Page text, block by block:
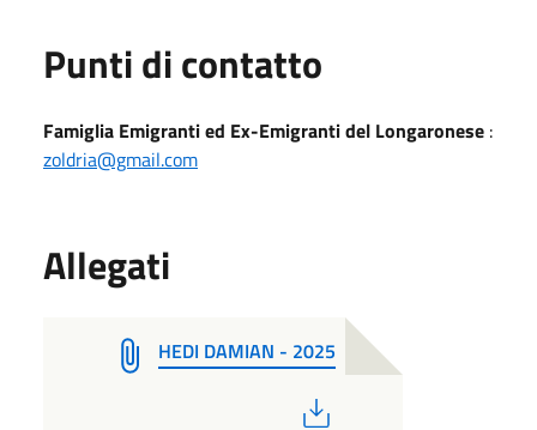
Punti di contatto
Famiglia Emigranti ed Ex-Emigranti del Longaronese :
zoldria@gmail.com
Allegati
HEDI DAMIAN - 2025